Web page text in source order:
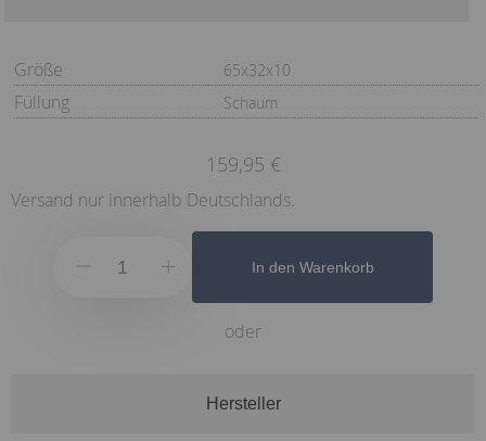
Größe 65x32x10
Füllung Schaum
159,95 €
Versand nur innerhalb Deutschlands.
In den Warenkorb
oder
Hersteller